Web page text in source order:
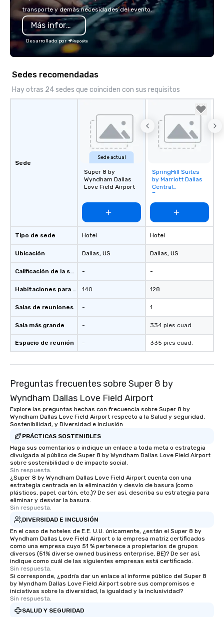
transporte y demás necesidades del evento.
Más información
Desarrollado por
Sedes recomendadas
Hay otras 24 sedes que coinciden con sus requisitos
Sede
Tipo de sede
Ubicación
Calificación de la sede
Habitaciones para huéspedes
Salas de reuniones
Sala más grande
Espacio de reunión
Sede actual
Super 8 by
Wyndham Dallas
Love Field Airport
Hotel
Dallas, US
-
140
-
-
-
Removed from
favorites
SpringHill Suites
by Marriott Dallas
Central
Expressway
Hotel
Dallas, US
-
128
1
334 pies cuad.
335 pies cuad.
Preguntas frecuentes sobre Super 8 by
Wyndham Dallas Love Field Airport
Explore las preguntas hechas con frecuencia sobre Super 8 by
Wyndham Dallas Love Field Airport respecto a la Salud y seguridad,
Sostenibilidad, y Diversidad e inclusión
PRÁCTICAS SOSTENIBLES
Haga sus comentarios o indique un enlace a toda meta o estrategia
divulgada al público de Super 8 by Wyndham Dallas Love Field Airport
sobre sostenibilidad o de impacto social.
Sin respuesta.
¿Super 8 by Wyndham Dallas Love Field Airport cuenta con una
estrategia centrada en la eliminación y desvío de basura (como
plásticos, papel, cartón, etc.)? De ser así, describa su estrategia para
eliminar y desviar la basura.
Sin respuesta.
DIVERSIDAD E INCLUSIÓN
En el caso de hoteles de E.E. U.U. únicamente, ¿están el Super 8 by
Wyndham Dallas Love Field Airport o la empresa matriz certificados
como una empresa cuyo 51 % pertenece a propietarios de grupos
diversos (51% diverse owned business enterprise, BE)? De ser así,
indique como cuál de las siguientes empresas está certificado.
Sin respuesta.
Si corresponde, ¿podría dar un enlace al informe público del Super 8
by Wyndham Dallas Love Field Airport sobre sus compromisos e
iniciativas sobre la diversidad, la igualdad y la inclusividad?
Sin respuesta.
SALUD Y SEGURIDAD